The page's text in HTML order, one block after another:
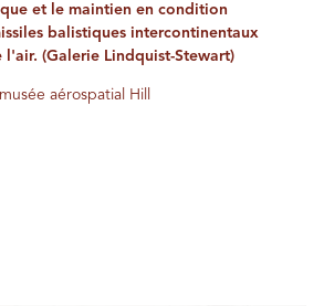
et le maintien en condition
balistiques intercontinentaux
l'air. (Galerie Lindquist-Stewart)
aérospatial Hill